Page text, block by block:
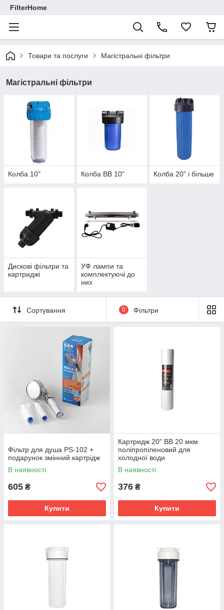
FilterHome
Товари та послуги Магістральні фільтри
Магістральні фільтри
Колба 10" Колба ВВ 10" Колба 20" і більше
Дискові фільтри та
картриджі
УФ лампи та
комплектуючі до
них
Сортування 0 Фільтри
Фільтр для душа PS-102 +
подарунок змінний картрідж
В наявності
605 ₴
Купити
Картридж 20" BB 20 мкм
поліпропіленовий для
холодної води
В наявності
376 ₴
Купити